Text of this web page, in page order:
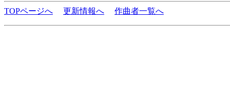
TOPページへ 更新情報へ 作曲者一覧へ